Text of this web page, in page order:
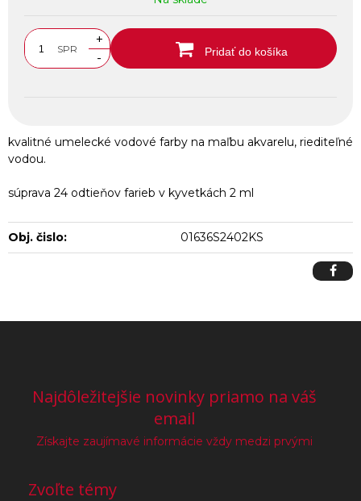
SPR
+
-
Pridať do košíka
kvalitné umelecké vodové farby na maľbu akvarelu, riediteľné
vodou.
súprava 24 odtieňov farieb v kyvetkách 2 ml
Obj. čislo: 01636S2402KS
Najdôležitejšie novinky priamo na váš
email
Získajte zaujímavé informácie vždy medzi prvými
Zvoľte témy